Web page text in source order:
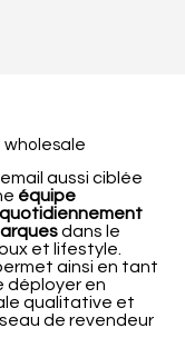
aussi ciblée
équipe
dans le
et lifestyle.
ainsi en tant
déployer en
qualitative et
de revendeur
wholesale